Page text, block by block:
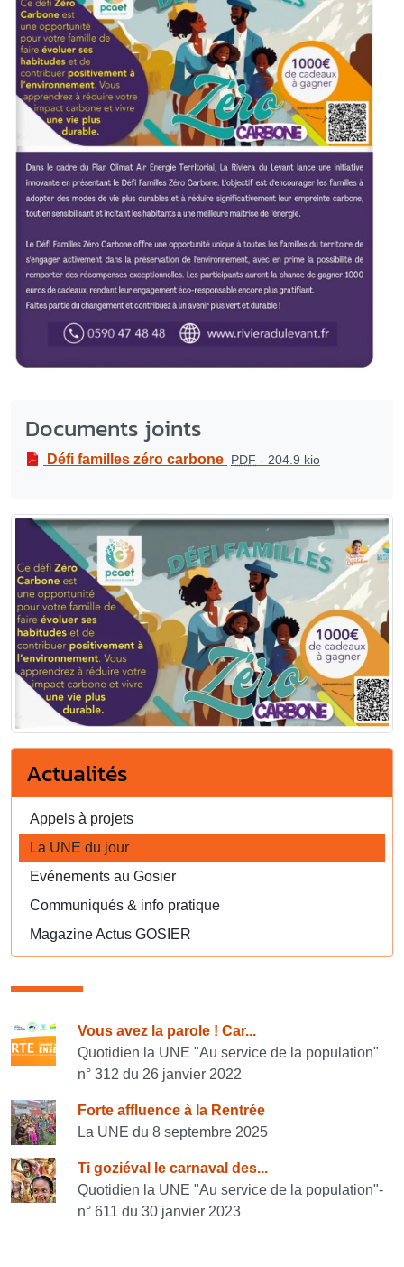
Documents joints
Défi familles zéro carbone PDF - 204.9 kio
Actualités
Appels à projets
La UNE du jour
Evénements au Gosier
Communiqués & info pratique
Magazine Actus GOSIER
Consulter également
Vous avez la parole ! Car...
Quotidien la UNE "Au service de la population"
n° 312 du 26 janvier 2022
Forte affluence à la Rentrée
La UNE du 8 septembre 2025
Ti goziéval le carnaval des...
Quotidien la UNE "Au service de la population"-
n° 611 du 30 janvier 2023